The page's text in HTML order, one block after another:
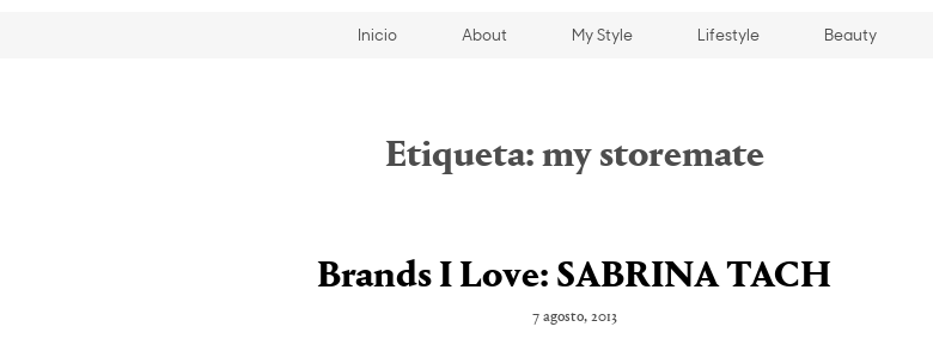
Inicio About My Style Lifestyle Beauty
Etiqueta: my storemate
Brands I Love: SABRINA TACH
7 agosto, 2013